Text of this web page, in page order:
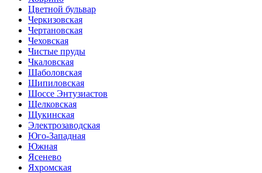
Цветной бульвар
Черкизовская
Чертановская
Чеховская
Чистые пруды
Чкаловская
Шаболовская
Шипиловская
Шоссе Энтузиастов
Щелковская
Щукинская
Электрозаводская
Юго-Западная
Южная
Ясенево
Яхромская